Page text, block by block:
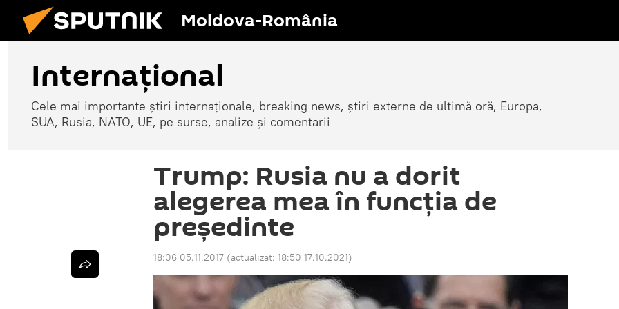
Moldova-România
Internaţional
Cele mai importante știri internaționale, breaking news, știri externe de ultimă oră, Europa,
SUA, Rusia, NATO, UE, pe surse, analize și comentarii
Trump: Rusia nu a dorit
alegerea mea în funcția de
președinte
18:06 05.11.2017 (actualizat: 18:50 17.10.2021)